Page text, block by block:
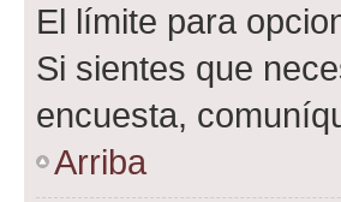
El límite para
Si sientes que
encuesta,
Arriba